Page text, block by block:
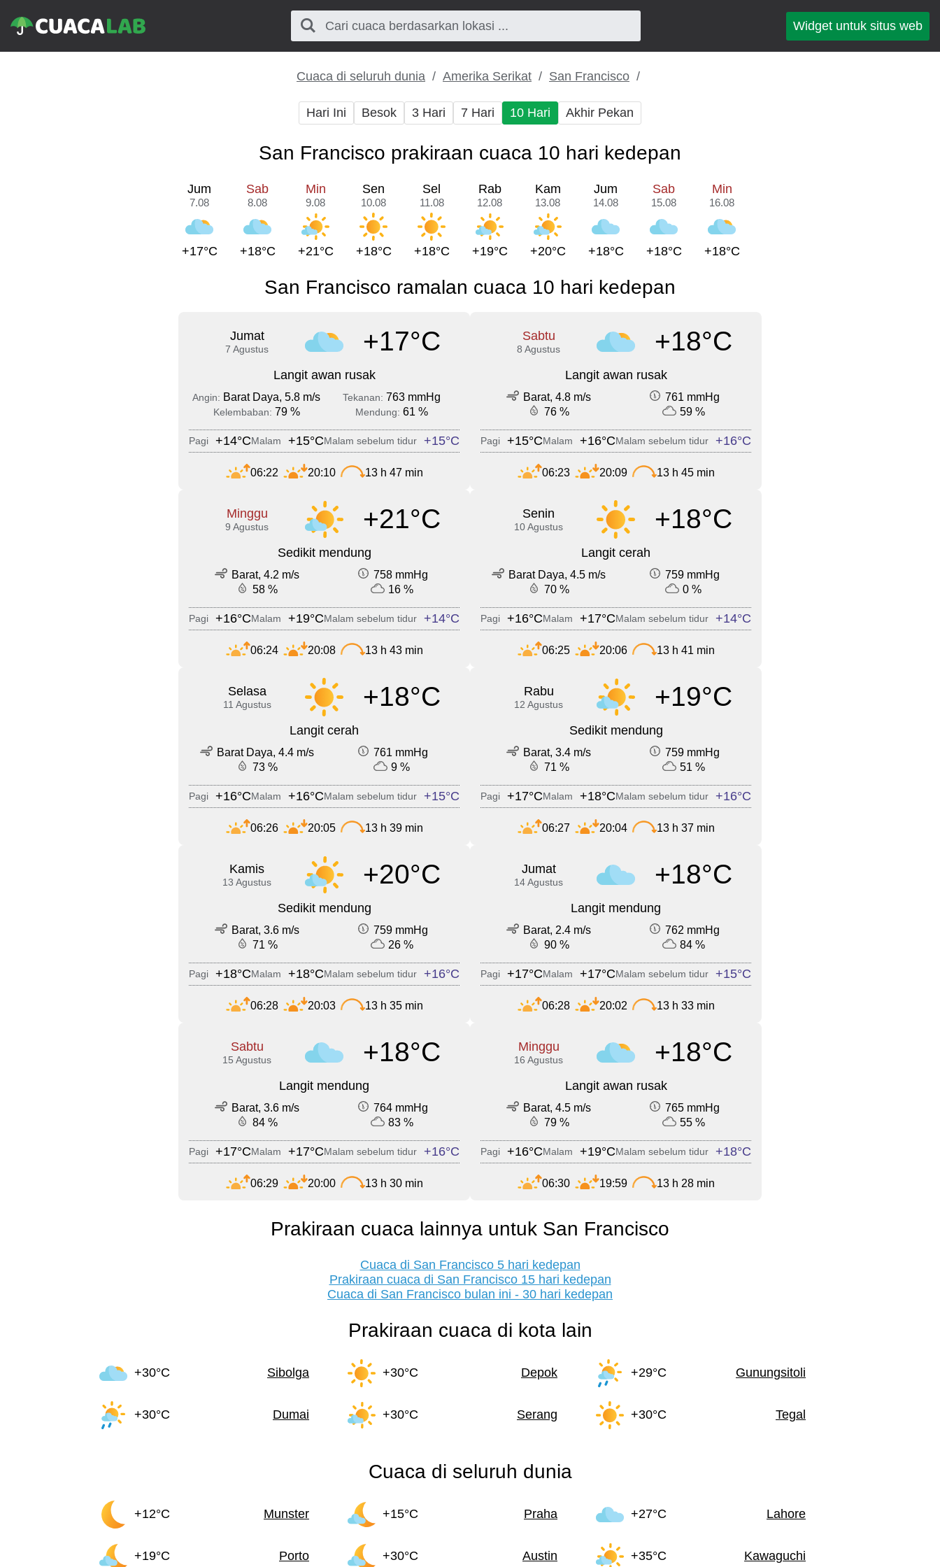
Widget untuk situs web
Cuaca di seluruh dunia Amerika Serikat San Francisco
Hari Ini Besok 3 Hari 7 Hari 10 Hari Akhir Pekan
San Francisco prakiraan cuaca 10 hari kedepan
Jum
7.08
+17°C
Sab
8.08
+18°C
Min
9.08
+21°C
Sen
10.08
+18°C
Sel
11.08
+18°C
Rab
12.08
+19°C
Kam
13.08
+20°C
Jum
14.08
+18°C
Sab
15.08
+18°C
Min
16.08
+18°C
San Francisco ramalan cuaca 10 hari kedepan
Jumat
7 Agustus +17°C
Langit awan rusak
Angin: Barat Daya, 5.8 m/s Tekanan: 763 mmHg
Kelembaban: 79 % Mendung:61 %
Pagi +14°CMalam +15°CMalam sebelum tidur +15°C
06:22 20:10 13 h 47 min
Sabtu
8 Agustus +18°C
Langit awan rusak
Barat, 4.8 m/s
761 mmHg
76 %
59 %
Pagi +15°CMalam +16°CMalam sebelum tidur +16°C
06:23 20:09 13 h 45 min
Minggu
9 Agustus +21°C
Sedikit mendung
Barat, 4.2 m/s
758 mmHg
58 %
16 %
Pagi +16°CMalam +19°CMalam sebelum tidur +14°C
06:24 20:08 13 h 43 min
Senin
10 Agustus +18°C
Langit cerah
Barat Daya, 4.5 m/s
759 mmHg
70 %
0 %
Pagi +16°CMalam +17°CMalam sebelum tidur +14°C
06:25 20:06 13 h 41 min
Selasa
11 Agustus +18°C
Langit cerah
Barat Daya, 4.4 m/s
761 mmHg
73 %
9 %
Pagi +16°CMalam +16°CMalam sebelum tidur +15°C
06:26 20:05 13 h 39 min
Rabu
12 Agustus +19°C
Sedikit mendung
Barat, 3.4 m/s
759 mmHg
71 %
51 %
Pagi +17°CMalam +18°CMalam sebelum tidur +16°C
06:27 20:04 13 h 37 min
Kamis
13 Agustus +20°C
Sedikit mendung
Barat, 3.6 m/s
759 mmHg
71 %
26 %
Pagi +18°CMalam +18°CMalam sebelum tidur +16°C
06:28 20:03 13 h 35 min
Jumat
14 Agustus +18°C
Langit mendung
Barat, 2.4 m/s
762 mmHg
90 %
84 %
Pagi +17°CMalam +17°CMalam sebelum tidur +15°C
06:28 20:02 13 h 33 min
Sabtu
15 Agustus +18°C
Langit mendung
Barat, 3.6 m/s
764 mmHg
84 %
83 %
Pagi +17°CMalam +17°CMalam sebelum tidur +16°C
06:29 20:00 13 h 30 min
Minggu
16 Agustus +18°C
Langit awan rusak
Barat, 4.5 m/s
765 mmHg
79 %
55 %
Pagi +16°CMalam +19°CMalam sebelum tidur +18°C
06:30 19:59 13 h 28 min
Prakiraan cuaca lainnya untuk San Francisco
Cuaca di San Francisco 5 hari kedepan
Prakiraan cuaca di San Francisco 15 hari kedepan
Cuaca di San Francisco bulan ini - 30 hari kedepan
Prakiraan cuaca di kota lain
+30°C Sibolga +30°C Depok +29°C Gunungsitoli
+30°C Dumai +30°C Serang +30°C Tegal
Cuaca di seluruh dunia
+12°C Munster +15°C Praha +27°C Lahore
+19°C Porto +30°C Austin +35°C Kawaguchi